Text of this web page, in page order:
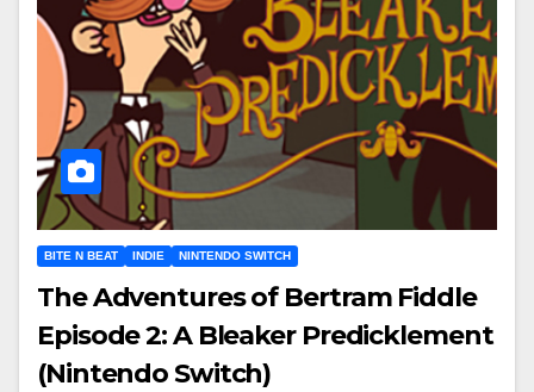
BITE N BEAT INDIE NINTENDO SWITCH
The Adventures of Bertram Fiddle
Episode 2: A Bleaker Predicklement
(Nintendo Switch)